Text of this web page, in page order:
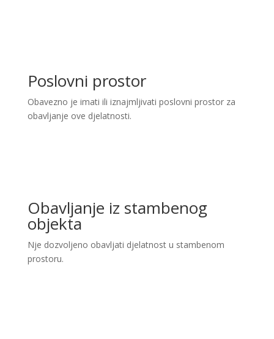
Poslovni prostor
Obavezno je imati ili iznajmljivati poslovni prostor za
obavljanje ove djelatnosti.
Obavljanje iz stambenog
objekta
Nje dozvoljeno obavljati djelatnost u stambenom
prostoru.